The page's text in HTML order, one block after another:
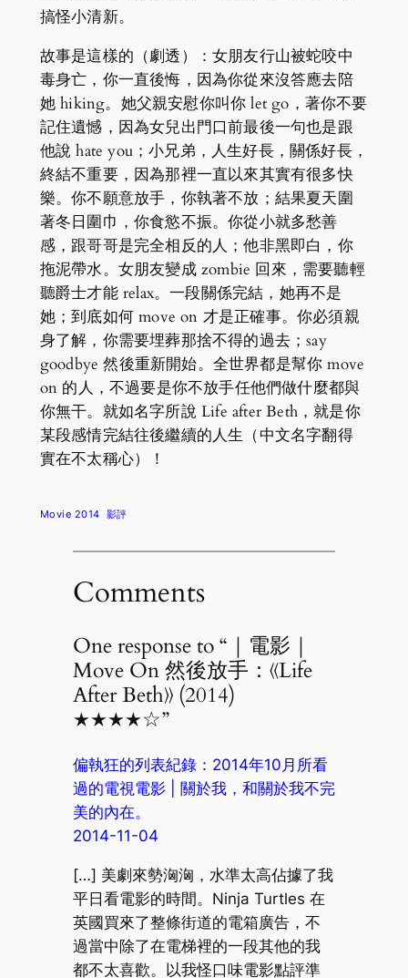
搞怪小清新。
故事是這樣的（劇透）：女朋友行山被蛇咬中
毒身亡，你一直後悔，因為你從來沒答應去陪
她 hiking。她父親安慰你叫你 let go，著你不要
記住遺憾，因為女兒出門口前最後一句也是跟
他說 hate you；小兄弟，人生好長，關係好長，
終結不重要，因為那裡一直以來其實有很多快
樂。你不願意放手，你執著不放；結果夏天圍
著冬日圍巾，你食慾不振。你從小就多愁善
感，跟哥哥是完全相反的人；他非黑即白，你
拖泥帶水。女朋友變成 zombie 回來，需要聽輕
聽爵士才能 relax。一段關係完結，她再不是
她；到底如何 move on 才是正確事。你必須親
身了解，你需要埋葬那捨不得的過去；say
goodbye 然後重新開始。全世界都是幫你 move
on 的人，不過要是你不放手任他們做什麼都與
你無干。就如名字所說 Life after Beth，就是你
某段感情完結往後繼續的人生（中文名字翻得
實在不太稱心）！
Movie 2014 影評
Comments
One response to “｜電影｜
Move On 然後放手：《Life
After Beth》 (2014)
★★★★☆”
偏執狂的列表紀錄：2014年10月所看
過的電視電影 | 關於我，和關於我不完
美的內在。
2014-11-04
[…] 美劇來勢洶洶，水準太高佔據了我
平日看電影的時間。Ninja Turtles 在
英國買來了整條街道的電箱廣告，不
過當中除了在電梯裡的一段其他的我
都不太喜歡。以我怪口味電影點評準